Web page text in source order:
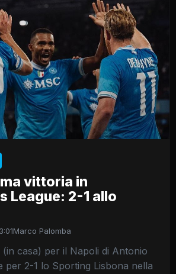
vittoria in
League: 2-1 allo
Marco Palomba
casa) per il Napoli di Antonio
per 2-1 lo Sporting Lisbona nella